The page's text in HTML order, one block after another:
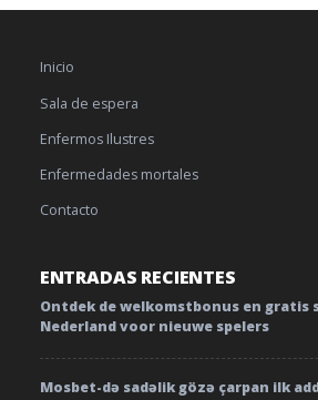
Inicio
Sala de espera
Enfermos Ilustres
Enfermedades mortales
Contacto
ENTRADAS RECIENTES
Ontdek de welkomstbonus en gratis
Nederland voor nieuwe spelers
Mosbet-də sadəlik gözə çarpan ilk